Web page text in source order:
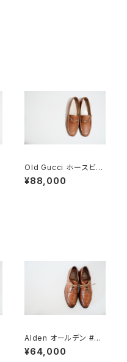
Old Gucci ホースビッ
トローファー 38.5C ta
n ほぼDeadstock
¥88,000
Alden オールデン #96
2 Vチップ 9.5D
¥64,000